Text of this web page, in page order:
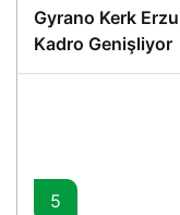
Gyrano Kerk
Kadro Genişliyor
5